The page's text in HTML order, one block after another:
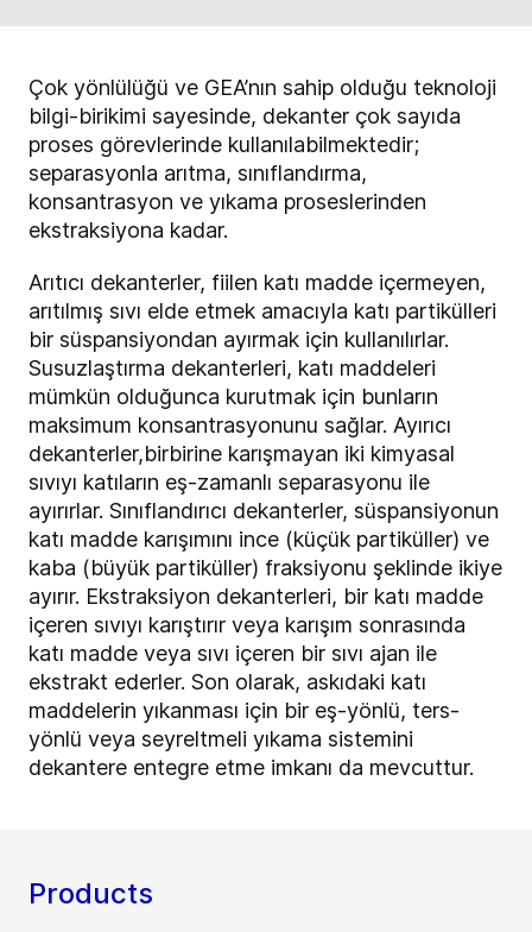
Çok yönlülüğü ve GEA’nın sahip olduğu teknoloji
bilgi-birikimi sayesinde, dekanter çok sayıda
proses görevlerinde kullanılabilmektedir;
separasyonla arıtma, sınıflandırma,
konsantrasyon ve yıkama proseslerinden
ekstraksiyona kadar.
Arıtıcı dekanterler, fiilen katı madde içermeyen,
arıtılmış sıvı elde etmek amacıyla katı partikülleri
bir süspansiyondan ayırmak için kullanılırlar.
Susuzlaştırma dekanterleri, katı maddeleri
mümkün olduğunca kurutmak için bunların
maksimum konsantrasyonunu sağlar. Ayırıcı
dekanterler,birbirine karışmayan iki kimyasal
sıvıyı katıların eş-zamanlı separasyonu ile
ayırırlar. Sınıflandırıcı dekanterler, süspansiyonun
katı madde karışımını ince (küçük partiküller) ve
kaba (büyük partiküller) fraksiyonu şeklinde ikiye
ayırır. Ekstraksiyon dekanterleri, bir katı madde
içeren sıvıyı karıştırır veya karışım sonrasında
katı madde veya sıvı içeren bir sıvı ajan ile
ekstrakt ederler. Son olarak, askıdaki katı
maddelerin yıkanması için bir eş-yönlü, ters-
yönlü veya seyreltmeli yıkama sistemini
dekantere entegre etme imkanı da mevcuttur.
Products